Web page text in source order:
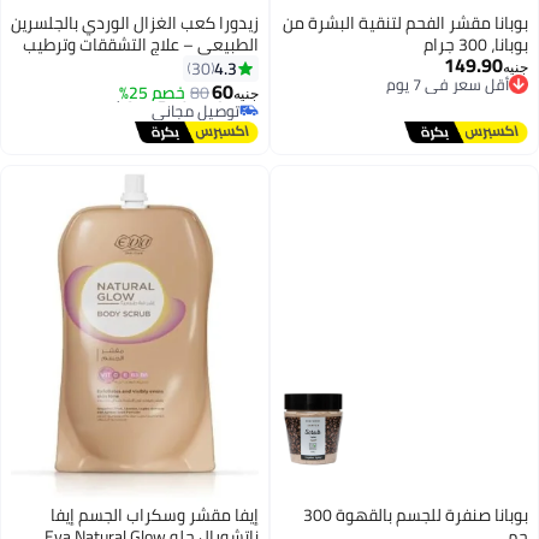
بوبانا مقشر الفحم لتنقية البشرة من
بوبانا، 300 جرام
جنيه149.90
أقل سعر في 7 يوم
توصيل مجاني
زيدورا كعب الغزال الوردي بالجلسرين
الطبيعي – علاج التشققات وترطيب
مكثف 300 مل
4.3
30
جنيه60
80 خصم 25%
#10 في مقشرات الجسم ومواد التلميع
أقل سعر في 7 يوم
توصيل مجاني
تم بيع +50 مؤخرًا
بوبانا صنفرة للجسم بالقهوة 300 إيفا مقشر وسكراب الجسم إيفا